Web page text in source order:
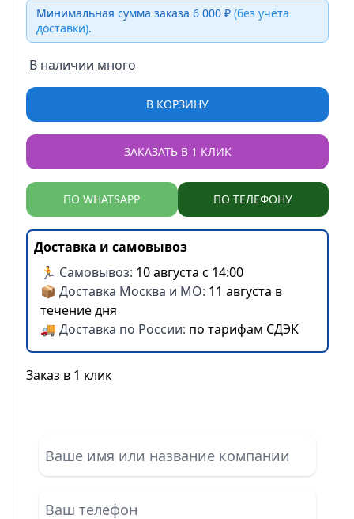
Минимальная сумма заказа 6 000 ₽ (без учёта
доставки).
В наличии много
В КОРЗИНУ
ЗАКАЗАТЬ В 1 КЛИК
ПО WHATSAPP ПО ТЕЛЕФОНУ
Доставка и самовывоз
🏃 Самовывоз: 10 августа с 14:00
📦 Доставка Москва и МО: 11 августа в
течение дня
🚚 Доставка по России: по тарифам СДЭК
Заказ в 1 клик